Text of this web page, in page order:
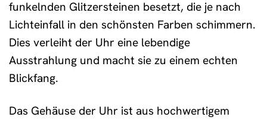
funkelnden Glitzersteinen besetzt, die je nach
Lichteinfall in den schönsten Farben schimmern.
Dies verleiht der Uhr eine lebendige
Ausstrahlung und macht sie zu einem echten
Blickfang.
Das Gehäuse der Uhr ist aus hochwertigem